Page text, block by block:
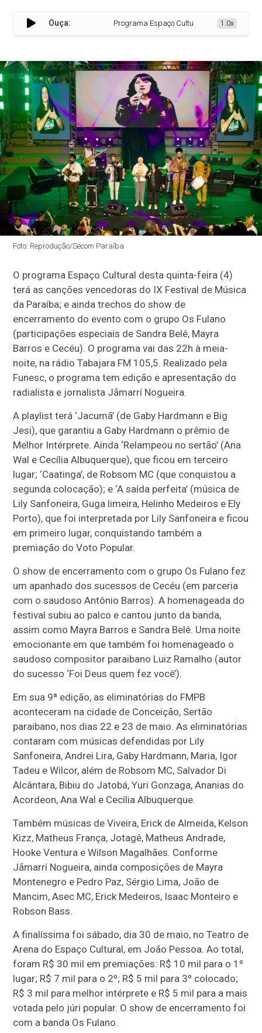
Ouça: Programa Espaço Cultural tem show da
1.0x
Foto: Reprodução/Secom Paraíba
O programa Espaço Cultural desta quinta-feira (4)
terá as canções vencedoras do IX Festival de Música
da Paraíba; e ainda trechos do show de
encerramento do evento com o grupo Os Fulano
(participações especiais de Sandra Belê, Mayra
Barros e Cecéu). O programa vai das 22h à meia-
noite, na rádio Tabajara FM 105,5. Realizado pela
Funesc, o programa tem edição e apresentação do
radialista e jornalista Jãmarrí Nogueira.
A playlist terá ‘Jacumã’ (de Gaby Hardmann e Big
Jesi), que garantiu a Gaby Hardmann o prêmio de
Melhor Intérprete. Ainda ‘Relampeou no sertão’ (Ana
Wal e Cecília Albuquerque), que ficou em terceiro
lugar; ‘Caatinga’, de Robsom MC (que conquistou a
segunda colocação); e ‘A saída perfeita’ (música de
Lily Sanfoneira, Guga limeira, Helinho Medeiros e Ely
Porto), que foi interpretada por Lily Sanfoneira e ficou
em primeiro lugar, conquistando também a
premiação do Voto Popular.
O show de encerramento com o grupo Os Fulano fez
um apanhado dos sucessos de Cecéu (em parceria
com o saudoso Antônio Barros). A homenageada do
festival subiu ao palco e cantou junto da banda,
assim como Mayra Barros e Sandra Belê. Uma noite
emocionante em que também foi homenageado o
saudoso compositor paraibano Luiz Ramalho (autor
do sucesso ‘Foi Deus quem fez você’).
Em sua 9ª edição, as eliminatórias do FMPB
aconteceram na cidade de Conceição, Sertão
paraibano, nos dias 22 e 23 de maio. As eliminatórias
contaram com músicas defendidas por Lily
Sanfoneira, Andrei Lira, Gaby Hardmann, Maria, Igor
Tadeu e Wilcor, além de Robsom MC, Salvador Di
Alcântara, Bibiu do Jatobá, Yuri Gonzaga, Ananias do
Acordeon, Ana Wal e Cecília Albuquerque.
Também músicas de Viveira, Erick de Almeida, Kelson
Kizz, Matheus França, Jotagê, Matheus Andrade,
Hooke Ventura e Wilson Magalhães. Conforme
Jãmarrí Nogueira, ainda composições de Mayra
Montenegro e Pedro Paz, Sérgio Lima, João de
Mancim, Asec MC, Erick Medeiros, Isaac Monteiro e
Robson Bass.
A finalíssima foi sábado, dia 30 de maio, no Teatro de
Arena do Espaço Cultural, em João Pessoa. Ao total,
foram R$ 30 mil em premiações: R$ 10 mil para o 1º
lugar; R$ 7 mil para o 2º; R$ 5 mil para 3º colocado;
R$ 3 mil para melhor intérprete e R$ 5 mil para a mais
votada pelo júri popular. O show de encerramento foi
com a banda Os Fulano.